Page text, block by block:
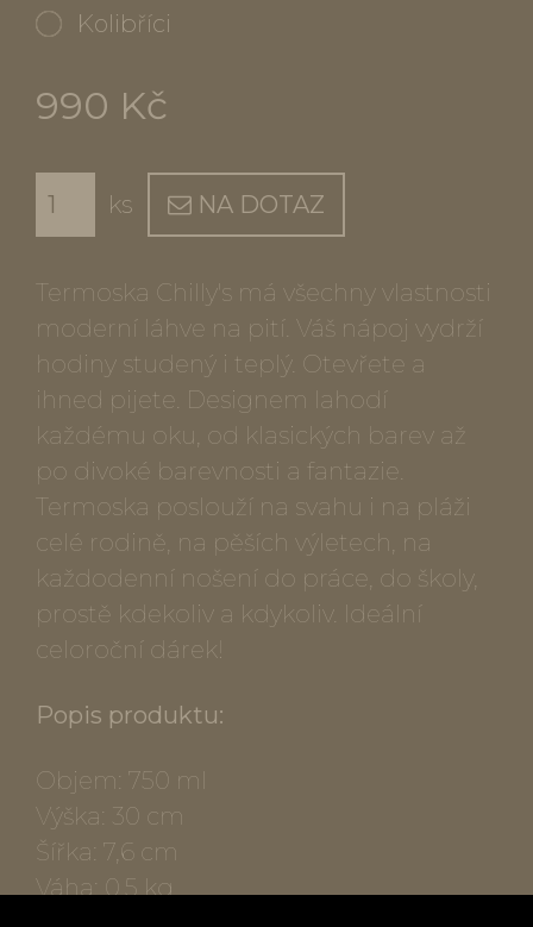
Kolibříci
990 Kč
ks NA DOTAZ
Termoska Chilly's má všechny vlastnosti
moderní láhve na pití. Váš nápoj vydrží
hodiny studený i teplý. Otevřete a
ihned pijete. Designem lahodí
každému oku, od klasických barev až
po divoké barevnosti a fantazie.
Termoska poslouží na svahu i na pláži
celé rodině, na pěších výletech, na
každodenní nošení do práce, do školy,
prostě kdekoliv a kdykoliv. Ideální
celoroční dárek!
Popis produktu:
Objem: 750 ml
Výška: 30 cm
Šířka: 7,6 cm
Váha: 0,5 kg